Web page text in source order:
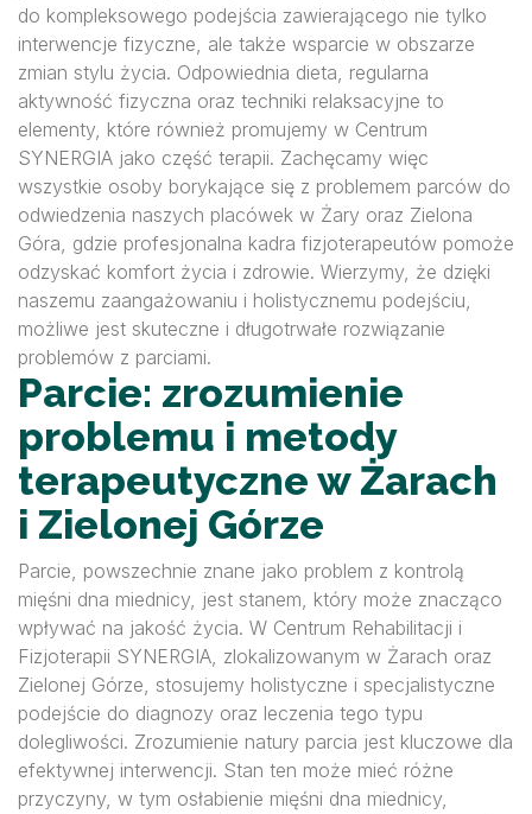
do kompleksowego podejścia zawierającego nie tylko
interwencje fizyczne, ale także wsparcie w obszarze
zmian stylu życia. Odpowiednia dieta, regularna
aktywność fizyczna oraz techniki relaksacyjne to
elementy, które również promujemy w Centrum
SYNERGIA jako część terapii. Zachęcamy więc
wszystkie osoby borykające się z problemem parców do
odwiedzenia naszych placówek w Żary oraz Zielona
Góra, gdzie profesjonalna kadra fizjoterapeutów pomoże
odzyskać komfort życia i zdrowie. Wierzymy, że dzięki
naszemu zaangażowaniu i holistycznemu podejściu,
możliwe jest skuteczne i długotrwałe rozwiązanie
problemów z parciami.
Parcie: zrozumienie
problemu i metody
terapeutyczne w Żarach
i Zielonej Górze
Parcie, powszechnie znane jako problem z kontrolą
mięśni dna miednicy, jest stanem, który może znacząco
wpływać na jakość życia. W Centrum Rehabilitacji i
Fizjoterapii SYNERGIA, zlokalizowanym w Żarach oraz
Zielonej Górze, stosujemy holistyczne i specjalistyczne
podejście do diagnozy oraz leczenia tego typu
dolegliwości. Zrozumienie natury parcia jest kluczowe dla
efektywnej interwencji. Stan ten może mieć różne
przyczyny, w tym osłabienie mięśni dna miednicy,